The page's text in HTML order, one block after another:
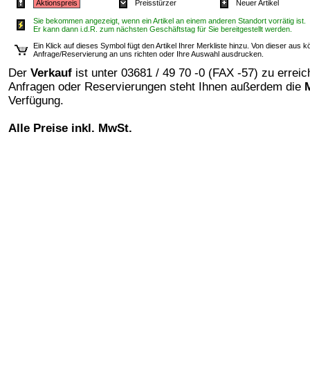
Aktionspreis Preisstürzer Neuer Artikel
Sie bekommen angezeigt, wenn ein Artikel an einem anderen Standort vorrätig ist.
Er kann dann i.d.R. zum nächsten Geschäftstag für Sie bereitgestellt werden.
Ein Klick auf dieses Symbol fügt den Artikel Ihrer Merkliste hinzu. Von dieser aus
Anfrage/Reservierung an uns richten oder Ihre Auswahl ausdrucken.
Der Verkauf ist unter 03681 / 49 70 -0 (FAX -57) zu
Anfragen oder Reservierungen steht Ihnen außerdem die
Verfügung.
Alle Preise inkl. MwSt.